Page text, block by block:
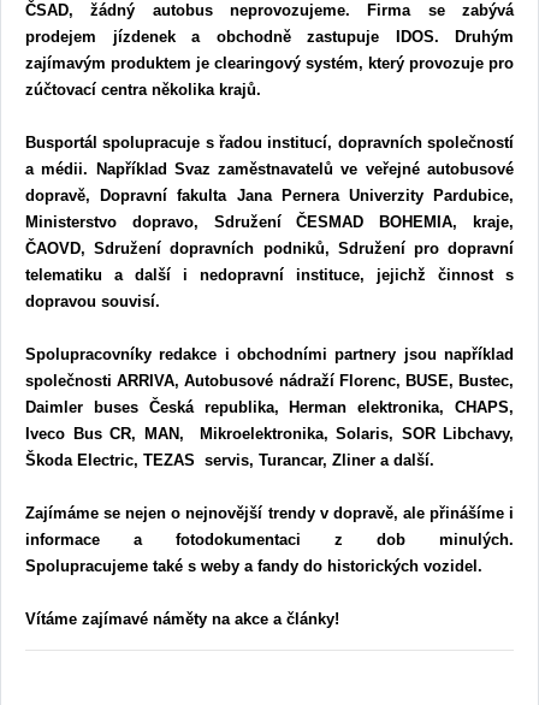
ČSAD, žádný autobus neprovozujeme. Firma se zabývá
prodejem jízdenek a obchodně zastupuje IDOS. Druhým
zajímavým produktem je clearingový systém, který provozuje pro
zúčtovací centra několika krajů.
Busportál spolupracuje s řadou institucí, dopravních společností
a médii. Například Svaz zaměstnavatelů ve veřejné autobusové
dopravě, Dopravní fakulta Jana Pernera Univerzity Pardubice,
Ministerstvo dopravo, Sdružení ČESMAD BOHEMIA, kraje,
ČAOVD, Sdružení dopravních podniků, Sdružení pro dopravní
telematiku a další i nedopravní instituce, jejichž činnost s
dopravou souvisí.
Spolupracovníky redakce i obchodními partnery jsou například
společnosti ARRIVA, Autobusové nádraží Florenc, BUSE, Bustec,
Daimler buses Česká republika, Herman elektronika, CHAPS,
Iveco Bus CR, MAN, Mikroelektronika, Solaris, SOR Libchavy,
Škoda Electric, TEZAS servis, Turancar, Zliner a další.
Zajímáme se nejen o nejnovější trendy v dopravě, ale přinášíme i
informace a fotodokumentaci z dob minulých.
Spolupracujeme také s weby a fandy do historických vozidel.
Vítáme zajímavé náměty na akce a články!